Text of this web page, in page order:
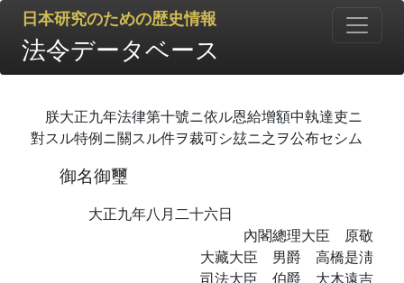
日本研究のための歴史情報
法令データベース
朕大正九年法律第十號ニ依ル恩給增額中執達吏ニ
對スル特例ニ關スル件ヲ裁可シ玆ニ之ヲ公布セシム
御名御璽
大正九年八月二十六日
內閣總理大臣 原敬
大藏大臣 男爵 高橋是淸
司法大臣 伯爵 大木遠吉